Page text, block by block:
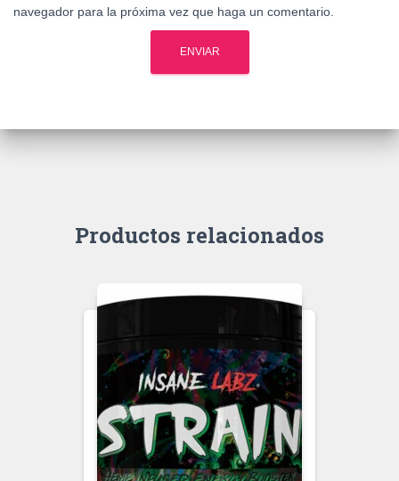
navegador para la próxima vez que haga un comentario.
Productos relacionados